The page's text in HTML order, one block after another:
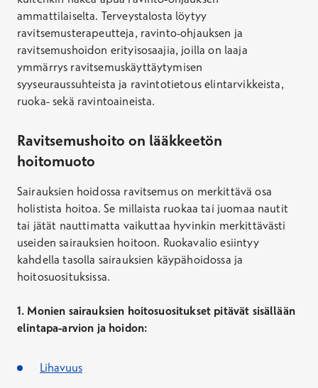
ammattilaiselta. Terveystalosta löytyy
ravitsemusterapeutteja, ravinto-ohjauksen ja
ravitsemushoidon erityisosaajia, joilla on laaja
ymmärrys ravitsemuskäyttäytymisen
syyseuraussuhteista ja ravintotietous elintarvikkeista,
ruoka- sekä ravintoaineista.
Ravitsemushoito on lääkkeetön
hoitomuoto
Sairauksien hoidossa ravitsemus on merkittävä osa
holistista hoitoa. Se millaista ruokaa tai juomaa nautit
tai jätät nauttimatta vaikuttaa hyvinkin merkittävästi
useiden sairauksien hoitoon. Ruokavalio esiintyy
kahdella tasolla sairauksien käypähoidossa ja
hoitosuosituksissa.
1. Monien sairauksien hoitosuositukset pitävät sisällään
elintapa-arvion ja hoidon:
Lihavuus